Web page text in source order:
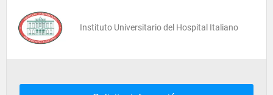
Instituto Universitario del Hospital Italiano